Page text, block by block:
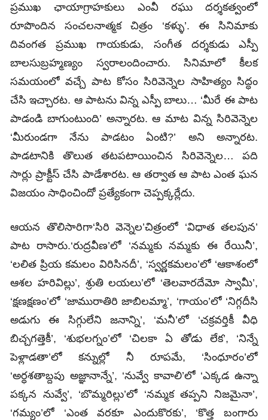
ప్రముఖ ఛాయాగ్రాహకులు ఎంవీ రఘు దర్శకత్వంలో
రూపొందిన సంచలనాత్మక చిత్రం ‘కళ్ళు’. ఈ సినిమాకు
దివంగత ప్రముఖ గాయకుడు, సంగీత దర్శకుడు ఎస్పీ
బాలసుబ్రహ్మణ్యం స్వరాలందించారు. సినిమాలో కీలక
సమయంలో వచ్చే పాట కోసం సిరివెన్నెల సాహిత్యం సిద్ధం
చేసి ఇచ్చారట. ఆ పాటను విన్న ఎస్పీ బాలు… ‘మీరే ఈ పాట
పాడండి బాగుంటుంది’ అన్నారట. ఆ మాట విన్న సిరివెన్నెల
‘మీరుండగా నేను పాడటం ఏంటి?’ అని అన్నారట.
పాడటానికి తొలుత తటపటాయించిన సిరివెన్నెల… పది
సార్లు ప్రాక్టీస్‌ చేసి పాడేశారట. ఆ తర్వాత ఆ పాట ఎంత ఘన
విజయం సాధించిందో ప్రత్యేకంగా చెప్పక్కర్లేదు.
ఆయన తొలిసారిగా‘సిరి వెన్నెల’చిత్రంలో ‘విధాత తలపున’
పాట రాసారు.‘రుద్రవీణ’లో ‘నమ్మకు నమ్మకు ఈ రేయినీ’,
‘లలిత ప్రియ కమలం విరిసినదీ’, ‘స్వర్ణకమలం’లో ‘ఆకాశంలో
ఆశల హరివిల్లు’, శ్రుతి లయలు’లో ‘తెలవారదేమో స్వామీ’,
‘క్షణక్షణం’లో ‘జామురాతిరి జాబిలమ్మా’, ‘గాయం’లో ‘నిగ్గదీసి
అడుగు ఈ సిగ్గులేని జనాన్ని’, ‘మనీ’లో ‘చక్రవర్తికీ వీధి
బిచ్చగత్తెకీ’, ‘శుభలగ్నం’లో ‘చిలకా ఏ తోడు లేక’, ‘నిన్నే
పెళ్లాడతా’లో కన్నుల్లో నీ రూపమే, ‘సింధూరం’లో
‘అర్ధశతాబ్దపు అజ్ఞానాన్నే’, ‘నువ్వే కావాలి’లో ‘ఎక్కడ ఉన్నా
పక్కన నువ్వే’, ‘బొమ్మరిల్లు’లో ‘నమ్మక తప్పని నిజమైనా’,
‘గమ్యం’లో ‘ఎంత వరకూ ఎందుకొరకు’, ‘కొత్త బంగారు